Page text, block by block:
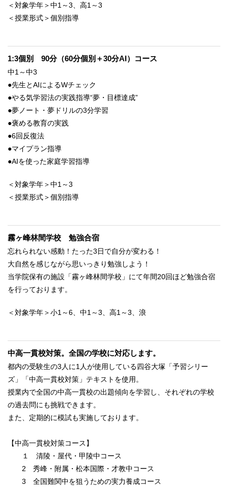
＜対象学年＞中1～3、高1～3
＜授業形式＞個別指導
1:3個別 90分（60分個別＋30分AI）コース
中1～中3
●先生とAIによるWチェック
●やる気学習法の実践指導“夢・目標達成”
●夢ノート・夢ドリルの3分学習
●褒める教育の実践
●6回反復法
●マイプラン指導
●AIを使った家庭学習指導
＜対象学年＞中1～3
＜授業形式＞個別指導
霧ヶ峰林間学校 勉強合宿
忘れられない感動！たった3日で自分が変わる！
大自然を感じながら思いっきり勉強しよう！
当学院保有の施設「霧ヶ峰林間学校」にて年間20回ほど勉強合宿
を行っております。
＜対象学年＞小1～6、中1～3、高1～3、浪
中高一貫校対策。全国の学校に対応します。
都内の受験生の3人に1人が使用している四谷大塚「予習シリー
ズ」「中高一貫校対策」テキストを使用。
授業内で全国の中高一貫校の出題傾向を学習し、それぞれの学校
の過去問にも挑戦できます。
また、定期的に模試も実施しております。
【中高一貫校対策コース】
１ 清陵・屋代・甲陵中コース
2 秀峰・附属・松本国際・才教中コース
3 全国難関中を狙うための実力養成コース